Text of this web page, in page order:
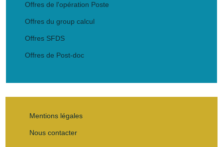
Offres de l'opération Poste
Offres du group calcul
Offres SFDS
Offres de Post-doc
Mentions légales
Nous contacter